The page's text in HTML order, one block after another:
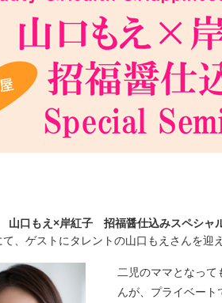
口もえ×岸紅子 招福醤仕込みスペシャ
、ゲストにタレントの山口もえさんを迎
二児のママとなっ
んが、プライベー